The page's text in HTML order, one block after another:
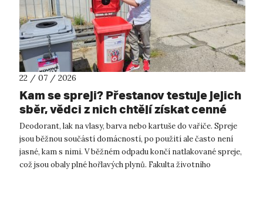
22 / 07 / 2026
Kam se spreji? Přestanov testuje jejich
sběr, vědci z nich chtějí získat cenné
kovy
Deodorant, lak na vlasy, barva nebo kartuše do vařiče. Spreje
jsou běžnou součástí domácností, po použití ale často není
jasné, kam s nimi. V běžném odpadu končí natlakované spreje,
což jsou obaly plné hořlavých plynů. Fakulta životního